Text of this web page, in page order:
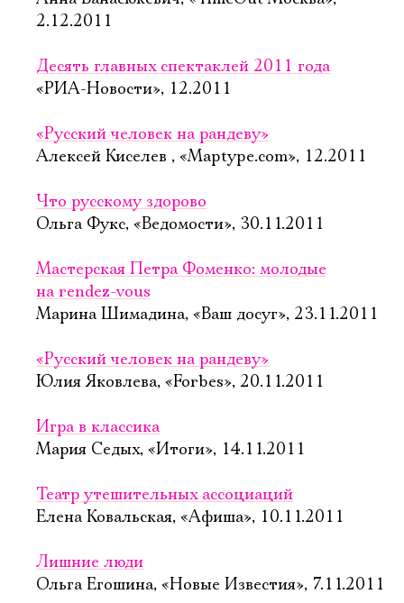
2.12.2011
Десять главных спектаклей 2011 года
«РИА-Новости», 12.2011
«Русский человек на рандеву»
Алексей Киселев , «Maptype.com», 12.2011
Что русскому здорово
Ольга Фукс, «Ведомости», 30.11.2011
Мастерская Петра Фоменко: молодые
на rendez-vous
Марина Шимадина, «Ваш досуг», 23.11.2011
«Русский человек на рандеву»
Юлия Яковлева, «Forbes», 20.11.2011
Игра в классика
Мария Седых, «Итоги», 14.11.2011
Театр утешительных ассоциаций
Елена Ковальская, «Афиша», 10.11.2011
Лишние люди
Ольга Егошина, «Новые Известия», 7.11.2011
Электропочта